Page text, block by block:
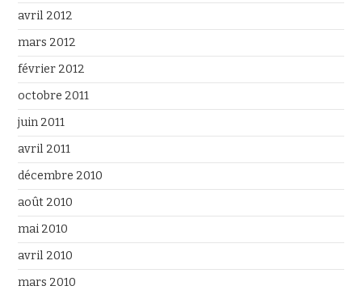
avril 2012
mars 2012
février 2012
octobre 2011
juin 2011
avril 2011
décembre 2010
août 2010
mai 2010
avril 2010
mars 2010